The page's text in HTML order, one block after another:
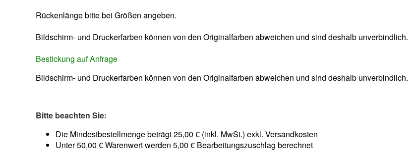
Rückenlänge bitte bei Größen angeben.
Bildschirm- und Druckerfarben können von den Originalfarben abweichen und sind deshalb unverbindlich.
Bestickung auf Anfrage
Bildschirm- und Druckerfarben können von den Originalfarben abweichen und sind deshalb unverbindlich.
Bitte beachten Sie:
Die Mindestbestellmenge beträgt 25,00 € (inkl. MwSt.) exkl. Versandkosten
Unter 50,00 € Warenwert werden 5,00 € Bearbeitungszuschlag berechnet